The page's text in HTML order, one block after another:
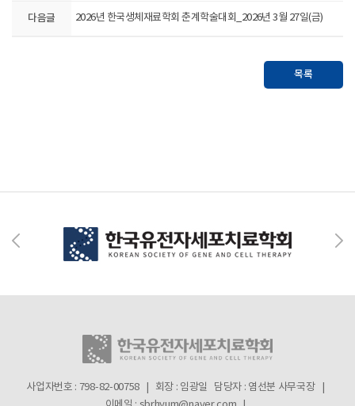
다음글 2026년 한국생체재료학회 춘계학술대회_2026년 3월 27일(금)
목록
사업자번호 : 798-82-00758 | 회장 : 임광일 담당자 : 염선분 사무국장 |